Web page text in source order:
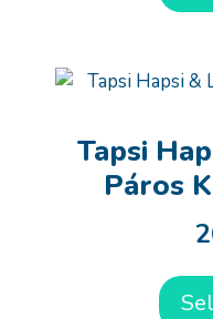
Tapsi
Páros